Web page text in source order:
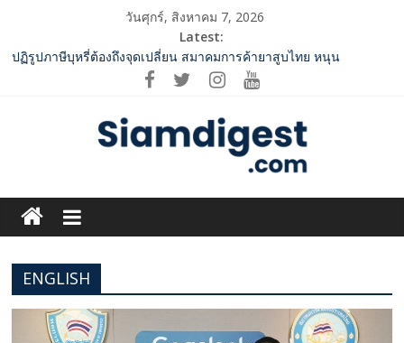
content
วันศุกร์, สิงหาคม 7, 2026
Latest:
กกท.เปิดเกมรุก! ดันเอเชียนเกมส์ให้เป็นมากกว่าการแข่งขัน ผ่าน
แคมเปญระดับชาติ
ปฏิรูปภาษีบุหรี่ต้องถึงจุดเปลี่ยน สมาคมการค้ายาสูบไทย หนุน
‘RAKSAPHAN’ เปิดฉากคอลเลกชันระดับมาสเตอร์พีซคอลเลกชันแรก
รังสรรค์ “ผ้าลายน้ำไหล” สู่ชิ้นงานศิลปะสะสมสุดลิมิเต็ด ถ่ายทอด
ภูมิปัญญาท้องถิ่นสู่สุนทรียภาพระดับสากล
Navigator” ชูยุทธศาสตร์ “แหล่งทุนคู่องค์ความรู้” ติดปีก SME อาหาร
ไทยแข่งขันได้ในเวทีโลก
ททท. จับมือ TransNusa Airline – Traveloka ยกระดับการเชื่อมโยง
Tourism และ Muslim-Friendly Destination
Siam
Digest.com
ฺีBusiness
&
Variety
ENGLISH​